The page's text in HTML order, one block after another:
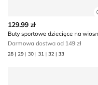
129.99 zł
Darmowa dostwa od 149 zł
28 | 29 | 30 | 31 | 32 | 33